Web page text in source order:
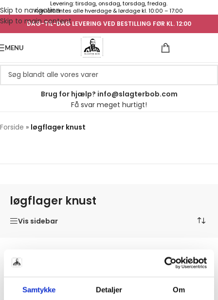
Samtykke Detaljer Om
Skip to navigation
Skip to main content
Levering: tirsdag, onsdag, torsdag, fredag.
Kan afhentes alle hverdage & lørdage kl. 10:00 – 17:00
DAG-TIL-DAG LEVERING VED BESTILLING FØR KL. 12:00
MENU
Brug for hjælp? info@slagterbob.com
Få svar meget hurtigt!
Forside » løgflager knust
løgflager knust
Vis sidebar